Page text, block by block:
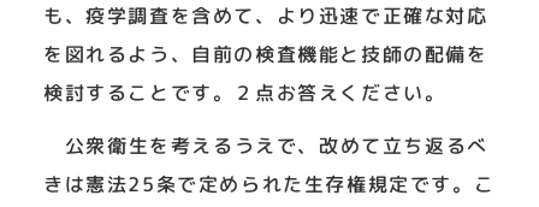
も、疫学調査を含めて、より迅速で正確な対応
を図れるよう、自前の検査機能と技師の配備を
検討することです。２点お答えください。
公衆衛生を考えるうえで、改めて立ち返るべ
きは憲法25条で定められた生存権規定です。こ